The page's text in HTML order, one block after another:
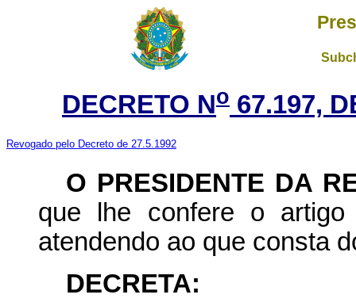
DECRETO No 67.197,
Revogado pelo Decreto de 27.5.1992
O PRESIDENTE DA
que lhe confere o
atendendo ao que consta
DECRETA: